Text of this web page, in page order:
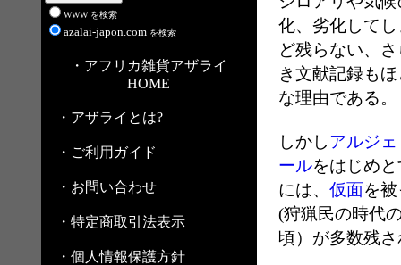
WWW を検索
azalai-japon.com を検索
・アフリカ雑貨アザライ
HOME
・アザライとは?
・ご利用ガイド
・お問い合わせ
・特定商取引法表示
・個人情報保護方針
化、劣化して
ど残らない、
き文献記録も
な理由である。
しかし アルジ
ールをはじめと
には、 仮面を
(狩猟民の時代
頃）が多数残